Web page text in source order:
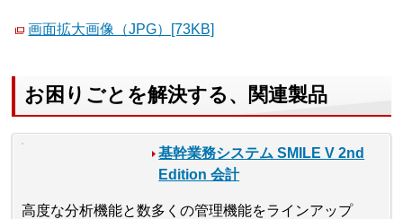
画面拡大画像（JPG）[73KB]
お困りごとを解決する、関連製品
基幹業務システム SMILE V 2nd
Edition 会計
高度な分析機能と数多くの管理機能をラインアップ